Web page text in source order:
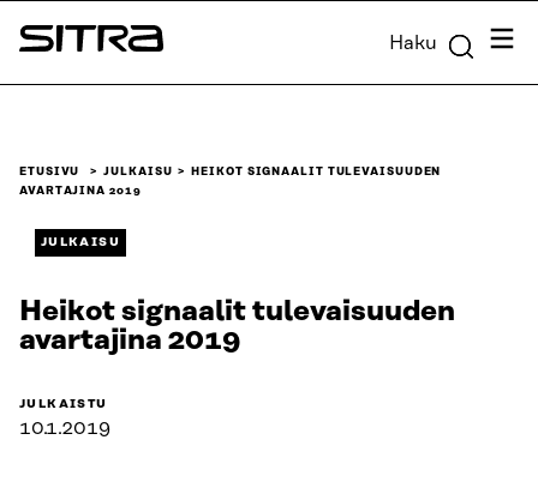
Siirry
suoraan
Sitra Haku
ETUSIVU JULKAISU
HEIKOT SIGNAALIT TULEVAISUUDEN
AVARTAJINA 2019
JULKAISU
Heikot signaalit tulevaisuuden
avartajina 2019
JULKAISTU
10.1.2019